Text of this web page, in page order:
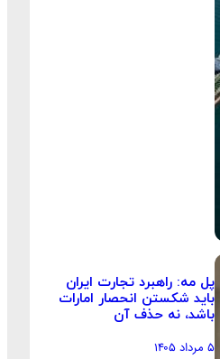
پل مه: راهبرد تجارت ایران
باید شکستن انحصار امارات
باشد، نه حذف آن
۵ مرداد ۱۴۰۵